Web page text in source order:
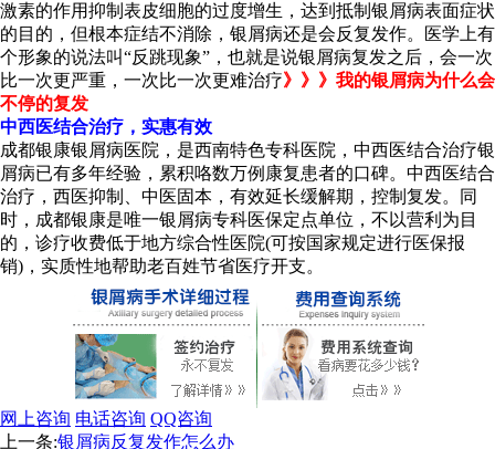
激素的作用抑制表皮细胞的过度增生，达到抵制银屑病表面症状
的目的，但根本症结不消除，银屑病还是会反复发作。医学上有
个形象的说法叫“反跳现象”，也就是说银屑病复发之后，会一次
比一次更严重，一次比一次更难治疗》》》我的银屑病为什么会
不停的复发
中西医结合治疗，实惠有效
成都银康银屑病医院，是西南特色专科医院，中西医结合治疗银
屑病已有多年经验，累积咯数万例康复患者的口碑。中西医结合
治疗，西医抑制、中医固本，有效延长缓解期，控制复发。同
时，成都银康是唯一银屑病专科医保定点单位，不以营利为目
的，诊疗收费低于地方综合性医院(可按国家规定进行医保报
销)，实质性地帮助老百姓节省医疗开支。
网上咨询 电话咨询 QQ咨询
上一条:银屑病反复发作怎么办